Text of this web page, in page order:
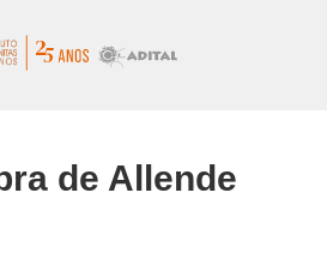
de Allende